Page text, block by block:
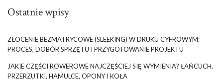
Ostatnie wpisy
ZŁOCENIE BEZMATRYCOWE (SLEEKING) W DRUKU CYFROWYM:
PROCES, DOBÓR SPRZĘTU I PRZYGOTOWANIE PROJEKTU
JAKIE CZĘŚCI ROWEROWE NAJCZĘŚCIEJ SIĘ WYMIENIA? ŁAŃCUCH,
PRZERZUTKI, HAMULCE, OPONY I KOŁA